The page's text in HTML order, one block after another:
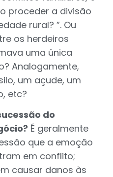
proceder a divisão
rural? ”. Ou
os herdeiros
uma única
Analogamente,
um açude, um
etc?
do
É geralmente
que a emoção
em conflito;
causar danos às